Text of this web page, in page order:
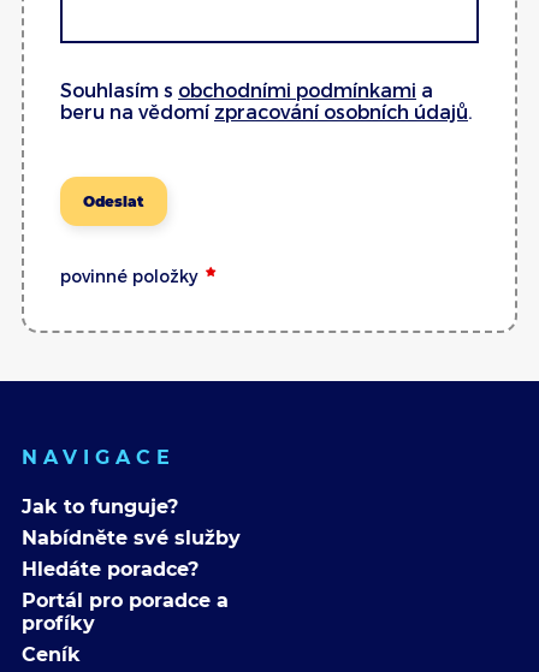
Souhlasím s obchodními podmínkami a
beru na vědomí zpracování osobních údajů
Odeslat
povinné položky
NAVIGACE
Jak to funguje?
Nabídněte své služby
Hledáte poradce?
Portál pro poradce a
profíky
Ceník